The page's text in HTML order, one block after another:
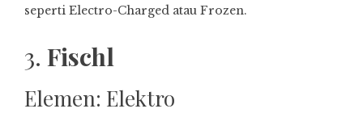
seperti Electro-Charged atau Frozen.
3. Fischl
Elemen: Elektro